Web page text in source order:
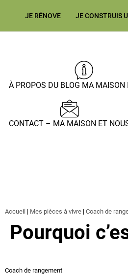
JE RÉNOVE JE CONSTRUIS
À PROPOS DU BLOG MA MAISON
CONTACT – MA MAISON ET
Accueil | Mes pièces à vivre | Coach de
Pourquoi
Coach de rangement